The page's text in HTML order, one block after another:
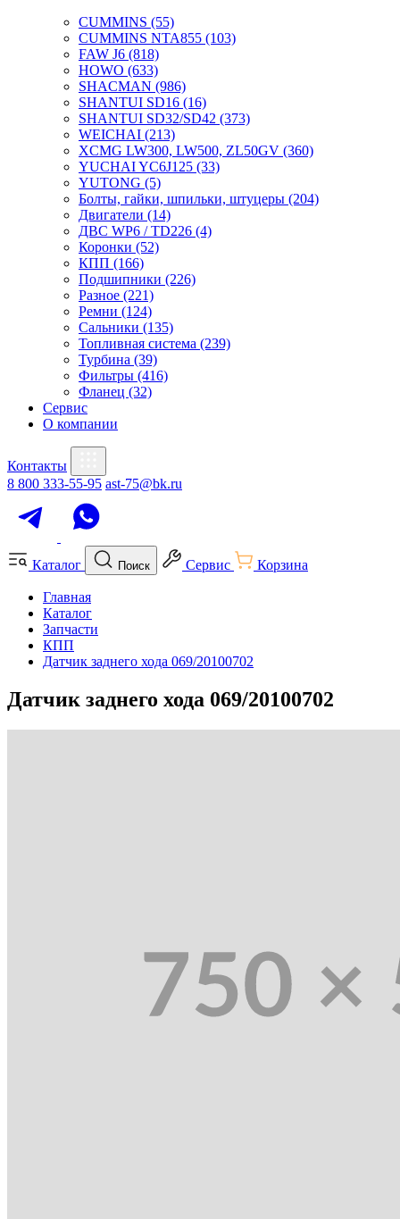
CUMMINS (55)
CUMMINS NTA855 (103)
FAW J6 (818)
HOWO (633)
SHACMAN (986)
SHANTUI SD16 (16)
SHANTUI SD32/SD42 (373)
WEICHAI (213)
XCMG LW300, LW500, ZL50GV (360)
YUCHAI YC6J125 (33)
YUTONG (5)
Болты, гайки, шпильки, штуцеры (204)
Двигатели (14)
ДВС WP6 / TD226 (4)
Коронки (52)
КПП (166)
Подшипники (226)
Разное (221)
Ремни (124)
Сальники (135)
Топливная система (239)
Турбина (39)
Фильтры (416)
Фланец (32)
Сервис
О компании
Контакты
8 800 333-55-95 ast-75@bk.ru
Каталог Поиск Сервис Корзина
Главная
Каталог
Запчасти
КПП
Датчик заднего хода 069/20100702
Датчик заднего хода 069/20100702